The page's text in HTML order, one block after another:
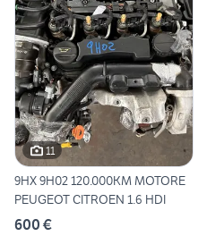
11
9HX 9H02 120.000KM MOTORE
PEUGEOT CITROEN 1.6 HDI
600 €